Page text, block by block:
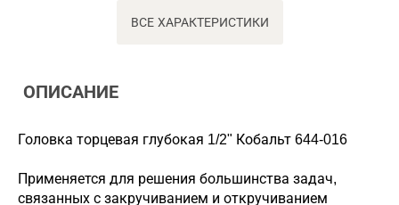
ВСЕ ХАРАКТЕРИСТИКИ
ОПИСАНИЕ
Головка торцевая глубокая 1/2" Кобальт 644-016
Применяется для решения большинства задач,
связанных с закручиванием и откручиванием